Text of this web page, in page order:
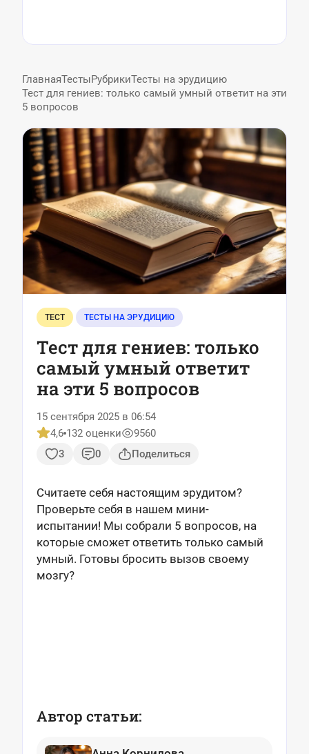
ГлавнаяТестыРубрикиТесты на эрудицию
Тест для гениев: только самый умный ответит на эти
5 вопросов
ТЕСТ ТЕСТЫ НА ЭРУДИЦИЮ
Тест для гениев: только
самый умный ответит
на эти 5 вопросов
15 сентября 2025 в 06:54
4,6 132 оценки
9560
3
0 Поделиться
Считаете себя настоящим эрудитом?
Проверьте себя в нашем мини-
испытании! Мы собрали 5 вопросов, на
которые сможет ответить только самый
умный. Готовы бросить вызов своему
мозгу?
Автор статьи: